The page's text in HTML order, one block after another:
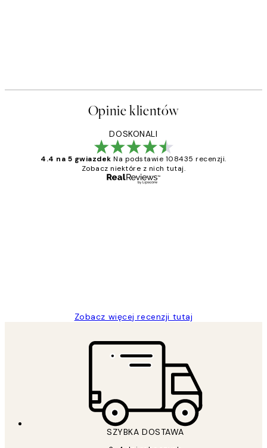
Opinie klientów
DOSKONALI
4.4 na 5 gwiazdek Na podstawie 108435 recenzji.
Zobacz niektóre z nich tutaj.
Zobacz więcej recenzji tutaj
SZYBKA DOSTAWA